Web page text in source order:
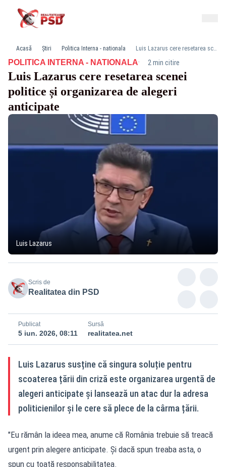
Acasă Știri Politica Interna - nationala Luis Lazarus cere resetarea scenei politice și organizarea de alegeri anticipate
POLITICA INTERNA - NATIONALA· 2 min citire
Luis Lazarus cere resetarea scenei
politice și organizarea de alegeri
anticipate
Luis Lazarus
Scris de
Realitatea din PSD
Publicat
5 iun. 2026, 08:11
Sursă
realitatea.net
Luis Lazarus susține că singura soluție pentru
scoaterea țării din criză este organizarea urgentă de
alegeri anticipate și lansează un atac dur la adresa
politicienilor și le cere să plece de la cârma țării.
"Eu rămân la ideea mea, anume că România trebuie să treacă
urgent prin alegere anticipate. Și dacă spun treaba asta, o
spun cu toată responsabilitatea.